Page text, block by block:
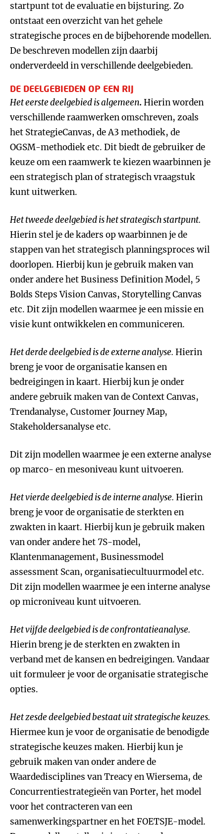
startpunt tot de evaluatie en bijsturing. Zo
ontstaat een overzicht van het gehele
strategische proces en de bijbehorende modellen.
De beschreven modellen zijn daarbij
onderverdeeld in verschillende deelgebieden.
DE DEELGEBIEDEN OP EEN RIJ
Het eerste deelgebied is algemeen. Hierin worden
verschillende raamwerken omschreven, zoals
het StrategieCanvas, de A3 methodiek, de
OGSM-methodiek etc. Dit biedt de gebruiker de
keuze om een raamwerk te kiezen waarbinnen je
een strategisch plan of strategisch vraagstuk
kunt uitwerken.
Het tweede deelgebied is het strategisch startpunt.
Hierin stel je de kaders op waarbinnen je de
stappen van het strategisch planningsproces wil
doorlopen. Hierbij kun je gebruik maken van
onder andere het Business Definition Model, 5
Bolds Steps Vision Canvas, Storytelling Canvas
etc. Dit zijn modellen waarmee je een missie en
visie kunt ontwikkelen en communiceren.
Het derde deelgebied is de externe analyse. Hierin
breng je voor de organisatie kansen en
bedreigingen in kaart. Hierbij kun je onder
andere gebruik maken van de Context Canvas,
Trendanalyse, Customer Journey Map,
Stakeholdersanalyse etc.
Dit zijn modellen waarmee je een externe analyse
op marco- en mesoniveau kunt uitvoeren.
Het vierde deelgebied is de interne analyse. Hierin
breng je voor de organisatie de sterkten en
zwakten in kaart. Hierbij kun je gebruik maken
van onder andere het 7S-model,
Klantenmanagement, Businessmodel
assessment Scan, organisatiecultuurmodel etc.
Dit zijn modellen waarmee je een interne analyse
op microniveau kunt uitvoeren.
Het vijfde deelgebied is de confrontatieanalyse.
Hierin breng je de sterkten en zwakten in
verband met de kansen en bedreigingen. Vandaar
uit formuleer je voor de organisatie strategische
opties.
Het zesde deelgebied bestaat uit strategische keuzes.
Hiermee kun je voor de organisatie de benodigde
strategische keuzes maken. Hierbij kun je
gebruik maken van onder andere de
Waardedisciplines van Treacy en Wiersema, de
Concurrentiestrategieën van Porter, het model
voor het contracteren van een
samenwerkingspartner en het FOETSJE-model.